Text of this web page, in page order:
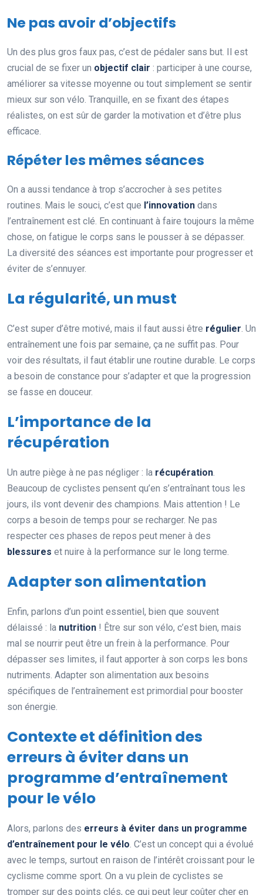
Ne pas avoir d’objectifs
Un des plus gros faux pas, c’est de pédaler sans but. Il est
crucial de se fixer un objectif clair : participer à une course,
améliorer sa vitesse moyenne ou tout simplement se sentir
mieux sur son vélo. Tranquille, en se fixant des étapes
réalistes, on est sûr de garder la motivation et d’être plus
efficace.
Répéter les mêmes séances
On a aussi tendance à trop s’accrocher à ses petites
routines. Mais le souci, c’est que l’innovation dans
l’entraînement est clé. En continuant à faire toujours la même
chose, on fatigue le corps sans le pousser à se dépasser.
La diversité des séances est importante pour progresser et
éviter de s’ennuyer.
La régularité, un must
C’est super d’être motivé, mais il faut aussi être régulier. Un
entraînement une fois par semaine, ça ne suffit pas. Pour
voir des résultats, il faut établir une routine durable. Le corps
a besoin de constance pour s’adapter et que la progression
se fasse en douceur.
L’importance de la
récupération
Un autre piège à ne pas négliger : la récupération.
Beaucoup de cyclistes pensent qu’en s’entraînant tous les
jours, ils vont devenir des champions. Mais attention ! Le
corps a besoin de temps pour se recharger. Ne pas
respecter ces phases de repos peut mener à des
blessures et nuire à la performance sur le long terme.
Adapter son alimentation
Enfin, parlons d’un point essentiel, bien que souvent
délaissé : la nutrition ! Être sur son vélo, c’est bien, mais
mal se nourrir peut être un frein à la performance. Pour
dépasser ses limites, il faut apporter à son corps les bons
nutriments. Adapter son alimentation aux besoins
spécifiques de l’entraînement est primordial pour booster
son énergie.
Contexte et définition des
erreurs à éviter dans un
programme d’entraînement
pour le vélo
Alors, parlons des erreurs à éviter dans un programme
d’entraînement pour le vélo. C’est un concept qui a évolué
avec le temps, surtout en raison de l’intérêt croissant pour le
cyclisme comme sport. On a vu plein de cyclistes se
tromper sur des points clés, ce qui peut leur coûter cher en